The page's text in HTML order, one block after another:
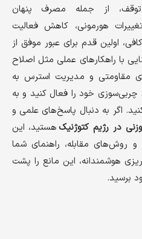
از جمله مصرف پنهان
هورمونی، کاهش فعالیت
اولین قدم برای عبور موفق از
با راهکارهای عملی مثل اصلاح
مقاومتی و مدیریت استرس به
خود را فعال کنید و به
اگر به دنبال پاسخ‌های علمی و
در رژیم کتوژنیکهستید، این
روش‌های مقابله، راهنمای شما
هوشمندانه، این مانع را پشت
برسید.